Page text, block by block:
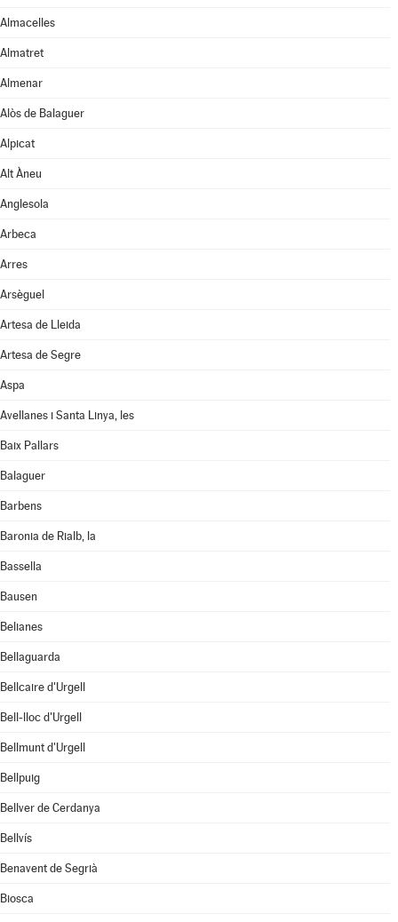
Almacelles
Almatret
Almenar
Alòs de Balaguer
Alpicat
Alt Àneu
Anglesola
Arbeca
Arres
Arsèguel
Artesa de Lleida
Artesa de Segre
Aspa
Avellanes i Santa Linya, les
Baix Pallars
Balaguer
Barbens
Baronia de Rialb, la
Bassella
Bausen
Belianes
Bellaguarda
Bellcaire d'Urgell
Bell-lloc d'Urgell
Bellmunt d'Urgell
Bellpuig
Bellver de Cerdanya
Bellvís
Benavent de Segrià
Biosca